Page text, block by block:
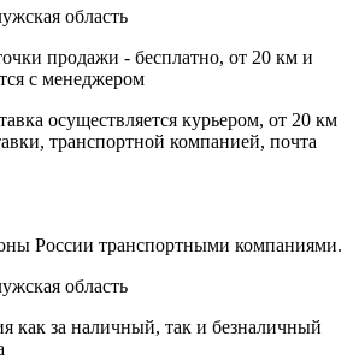
область
продажи - бесплатно, от 20 км и
с менеджером
осуществляется курьером, от 20 км
транспортной компанией, почта
России транспортными компаниями.
область
как за наличный, так и безналичный